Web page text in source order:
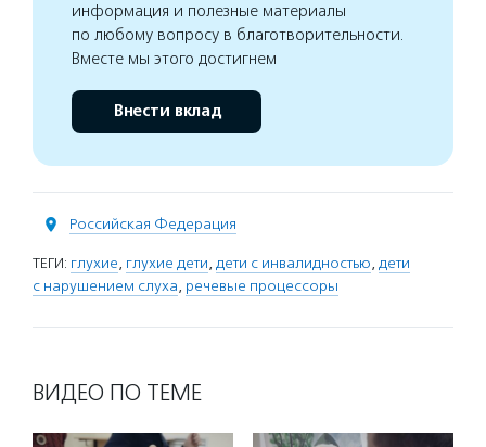
информация и полезные материалы
по любому вопросу в благотворительности.
Вместе мы этого достигнем
Внести вклад
Российская Федерация
ТЕГИ: глухие, глухие дети, дети с инвалидностью, дети
с нарушением слуха, речевые процессоры
ВИДЕО ПО ТЕМЕ